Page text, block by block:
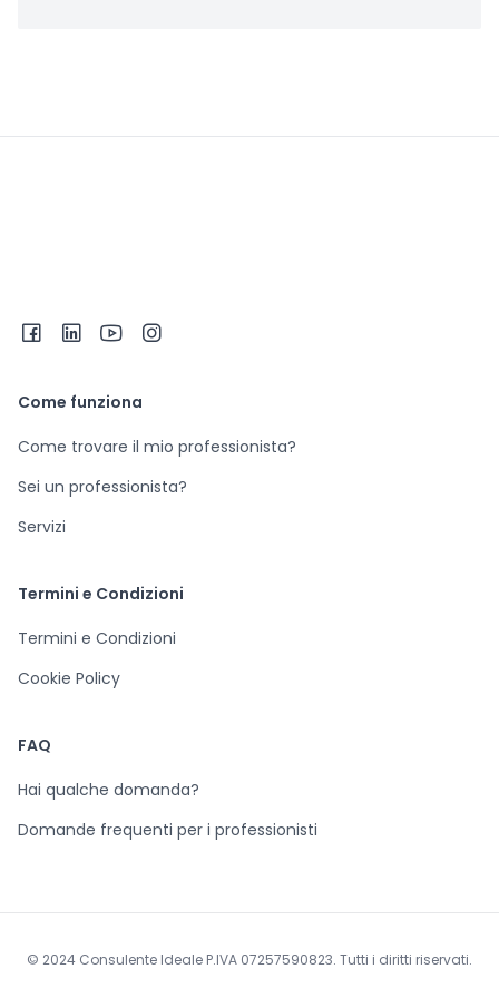
Come funziona
Come trovare il mio professionista?
Sei un professionista?
Servizi
Termini e Condizioni
Termini e Condizioni
Cookie Policy
FAQ
Hai qualche domanda?
Domande frequenti per i professionisti
© 2024 Consulente Ideale P.IVA 07257590823. Tutti i diritti riservati.